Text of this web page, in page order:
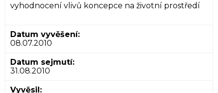
vyhodnocení vlivů koncepce na životní prostředí
08.07.2010
31.08.2010